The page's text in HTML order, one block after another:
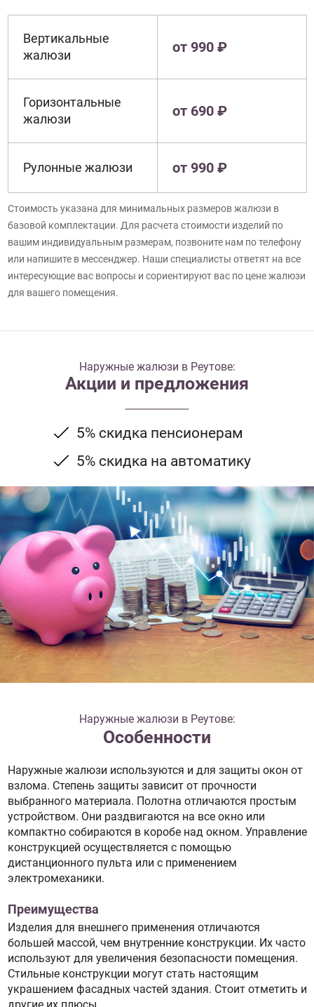
Вертикальные
жалюзи
от 990 ₽
Горизонтальные
жалюзи
от 690 ₽
Рулонные жалюзи от 990 ₽
Стоимость указана для минимальных размеров жалюзи в
базовой комплектации. Для расчета стоимости изделий по
вашим индивидуальным размерам, позвоните нам по телефону
или напишите в мессенджер. Наши специалисты ответят на все
интересующие вас вопросы и сориентируют вас по цене жалюзи
для вашего помещения.
Наружные жалюзи в Реутове:
Акции и предложения
5% скидка пенсионерам
5% скидка на автоматику
Наружные жалюзи в Реутове:
Особенности
Наружные жалюзи используются и для защиты окон от
взлома. Степень защиты зависит от прочности
выбранного материала. Полотна отличаются простым
устройством. Они раздвигаются на все окно или
компактно собираются в коробе над окном. Управление
конструкцией осуществляется с помощью
дистанционного пульта или с применением
электромеханики.
Преимущества
Изделия для внешнего применения отличаются
большей массой, чем внутренние конструкции. Их часто
используют для увеличения безопасности помещения.
Стильные конструкции могут стать настоящим
украшением фасадных частей здания. Стоит отметить и